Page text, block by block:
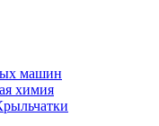
машин
химия